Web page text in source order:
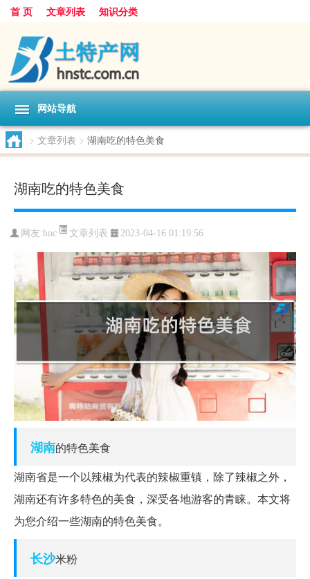
首 页 文章列表 知识分类
网站导航
> 文章列表 > 湖南吃的特色美食
湖南吃的特色美食
网友:hnc 文章列表 2023-04-16 01:19:56
湖南的特色美食
湖南省是一个以辣椒为代表的辣椒重镇，除了辣椒之外，
湖南还有许多特色的美食，深受各地游客的青睐。本文将
为您介绍一些湖南的特色美食。
长沙米粉